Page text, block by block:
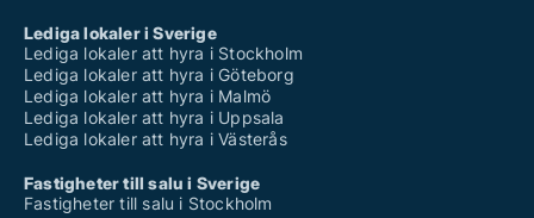
Lediga lokaler i Sverige
Lediga lokaler att hyra i Stockholm
Lediga lokaler att hyra i Göteborg
Lediga lokaler att hyra i Malmö
Lediga lokaler att hyra i Uppsala
Lediga lokaler att hyra i Västerås
Fastigheter till salu i Sverige
Fastigheter till salu i Stockholm